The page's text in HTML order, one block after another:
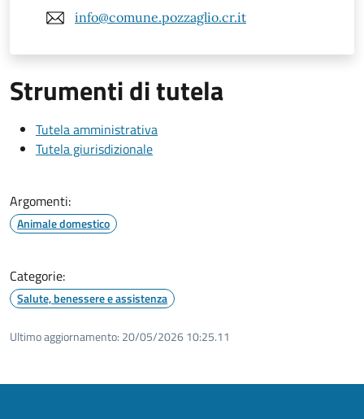
info@comune.pozzaglio.cr.it
Strumenti di tutela
Tutela amministrativa
Tutela giurisdizionale
Argomenti:
Animale domestico
Categorie:
Salute, benessere e assistenza
Ultimo aggiornamento: 20/05/2026 10:25.11